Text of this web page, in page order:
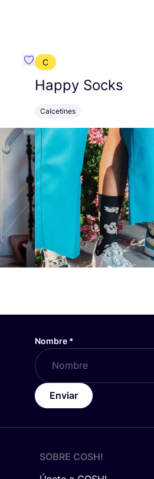
Favoritos {nombre}
C
Happy Socks
Calcetines
Nombre *
Enviar
SOBRE COSH!